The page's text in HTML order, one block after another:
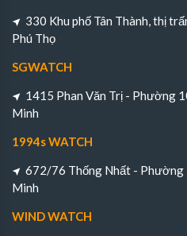
330 Khu phố Tân Thành, thị
Phú Thọ
SGWATCH
1415 Phan Văn Trị - Phường
Minh
1994s WATCH
672/76 Thống Nhất - Phường
Minh
WIND WATCH